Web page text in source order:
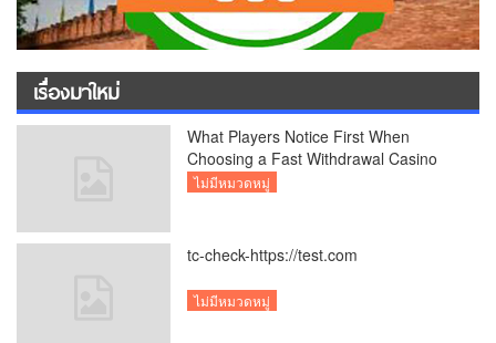
เรื่องมาใหม่
What Players Notice First When
Choosing a Fast Withdrawal Casino
UK
ไม่มีหมวดหมู่
tc-check-https://test.com
ไม่มีหมวดหมู่